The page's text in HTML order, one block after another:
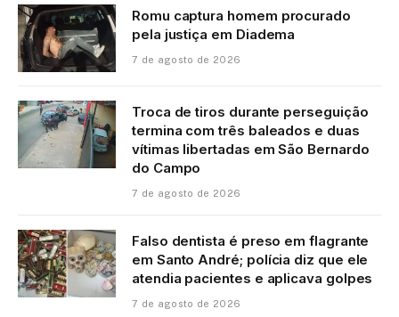
Romu captura homem procurado
pela justiça em Diadema
7 de agosto de 2026
Troca de tiros durante perseguição
termina com três baleados e duas
vítimas libertadas em São Bernardo
do Campo
7 de agosto de 2026
Falso dentista é preso em flagrante
em Santo André; polícia diz que ele
atendia pacientes e aplicava golpes
7 de agosto de 2026